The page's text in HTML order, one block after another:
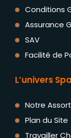
Conditions
Assurance
SAV
Facilité de
L’univers
Notre
Plan du Site
Travailler